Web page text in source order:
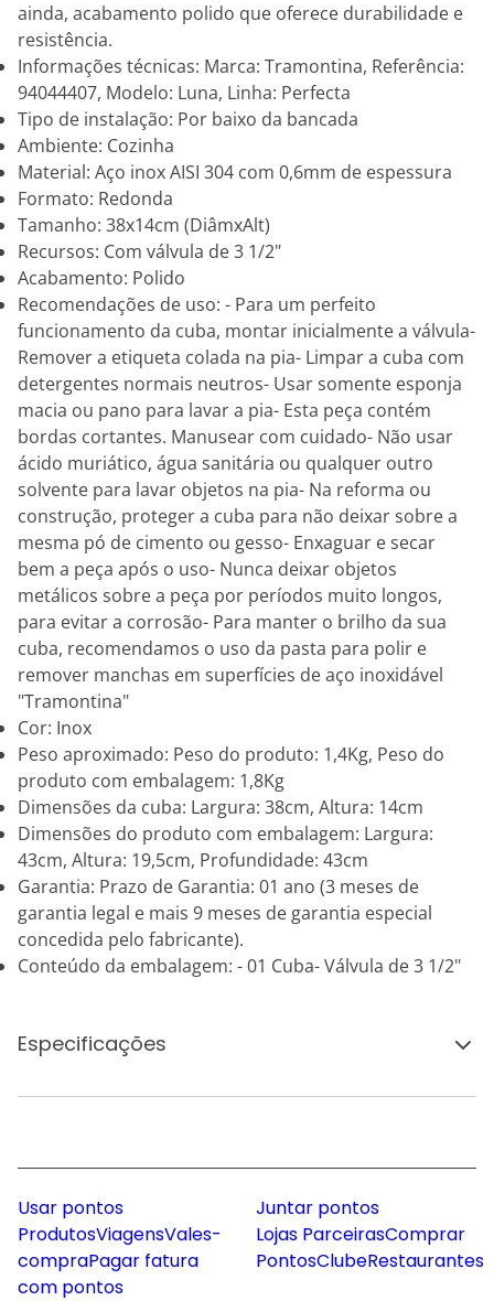
ainda, acabamento polido que oferece durabilidade e
resistência.
Informações técnicas: Marca: Tramontina, Referência:
94044407, Modelo: Luna, Linha: Perfecta
Tipo de instalação: Por baixo da bancada
Ambiente: Cozinha
Material: Aço inox AISI 304 com 0,6mm de espessura
Formato: Redonda
Tamanho: 38x14cm (DiâmxAlt)
Recursos: Com válvula de 3 1/2"
Acabamento: Polido
Recomendações de uso: - Para um perfeito
funcionamento da cuba, montar inicialmente a válvula-
Remover a etiqueta colada na pia- Limpar a cuba com
detergentes normais neutros- Usar somente esponja
macia ou pano para lavar a pia- Esta peça contém
bordas cortantes. Manusear com cuidado- Não usar
ácido muriático, água sanitária ou qualquer outro
solvente para lavar objetos na pia- Na reforma ou
construção, proteger a cuba para não deixar sobre a
mesma pó de cimento ou gesso- Enxaguar e secar
bem a peça após o uso- Nunca deixar objetos
metálicos sobre a peça por períodos muito longos,
para evitar a corrosão- Para manter o brilho da sua
cuba, recomendamos o uso da pasta para polir e
remover manchas em superfícies de aço inoxidável
"Tramontina"
Cor: Inox
Peso aproximado: Peso do produto: 1,4Kg, Peso do
produto com embalagem: 1,8Kg
Dimensões da cuba: Largura: 38cm, Altura: 14cm
Dimensões do produto com embalagem: Largura:
43cm, Altura: 19,5cm, Profundidade: 43cm
Garantia: Prazo de Garantia: 01 ano (3 meses de
garantia legal e mais 9 meses de garantia especial
concedida pelo fabricante).
Conteúdo da embalagem: - 01 Cuba- Válvula de 3 1/2"
Especificações
Usar pontos
ProdutosViagensVales-
compraPagar fatura
com pontos
Juntar pontos
Lojas ParceirasComprar
PontosClubeRestaurantes